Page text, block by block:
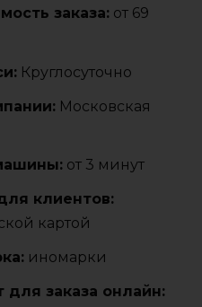
заказа: от 69
Круглосуточно
Московская
от 3 минут
клиентов:
картой
иномарки
заказа онлайн: